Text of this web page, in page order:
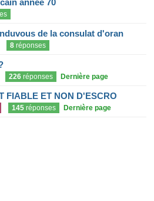
année 70
de la consulat d'oran
8 réponses
226 réponses Dernière page
FIABLE ET NON D'ESCRO
145 réponses Dernière page